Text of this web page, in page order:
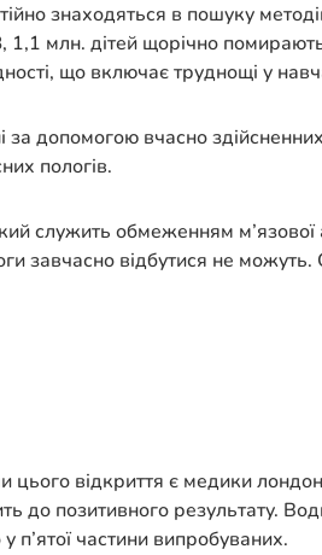
знаходяться в пошуку
млн. дітей щорічно
що включає труднощі у
допомогою вчасно
пологів.
служить обмеженням м’язової
завчасно відбутися не
цього відкриття є медики
до позитивного результату.
п’ятої частини випробуваних.